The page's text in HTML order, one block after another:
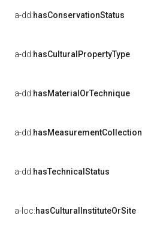
a-dd:hasConservationStatus
a-dd:hasCulturalPropertyType
a-dd:hasMaterialOrTechnique
a-dd:hasMeasurementCollection
a-dd:hasTechnicalStatus
a-loc:hasCulturalInstituteOrSite